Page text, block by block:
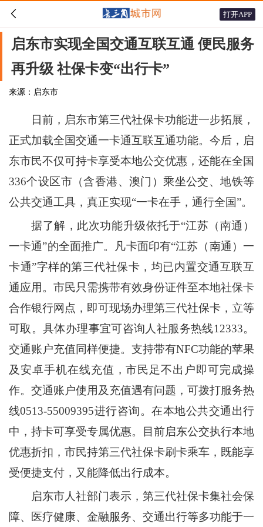
 打开APP
启东市实现全国交通互联互通 便民服务
再升级 社保卡变“出行卡”
来源：启东市
日前，启东市第三代社保卡功能进一步拓展，
正式加载全国交通一卡通互联互通功能。今后，启
东市民不仅可持卡享受本地公交优惠，还能在全国
336个设区市（含香港、澳门）乘坐公交、地铁等
公共交通工具，真正实现“一卡在手，通行全国”。
据了解，此次功能升级依托于“江苏（南通）
一卡通”的全面推广。凡卡面印有“江苏（南通）一
卡通”字样的第三代社保卡，均已内置交通互联互
通应用。市民只需携带有效身份证件至本地社保卡
合作银行网点，即可现场办理第三代社保卡，立等
可取。具体办理事宜可咨询人社服务热线12333。
交通账户充值同样便捷。支持带有NFC功能的苹果
及安卓手机在线充值，市民足不出户即可完成操
作。交通账户使用及充值遇有问题，可拨打服务热
线0513-55009395进行咨询。在本地公共交通出行
中，持卡可享受专属优惠。目前启东公交执行本地
优惠折扣，市民持第三代社保卡刷卡乘车，既能享
受便捷支付，又能降低出行成本。
启东市人社部门表示，第三代社保卡集社会保
障、医疗健康、金融服务、交通出行等多功能于一